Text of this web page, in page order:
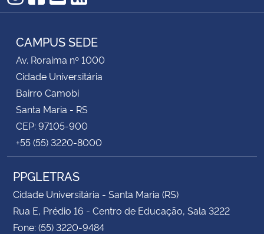
Instagram
Facebook
YouTube
RSS
CAMPUS SEDE
Av. Roraima nº 1000
Cidade Universitária
Bairro Camobi
Santa Maria - RS
CEP: 97105-900
+55 (55) 3220-8000
PPGLETRAS
Cidade Universitária - Santa Maria (RS)
Rua E, Prédio 16 - Centro de Educação, Sala 3222
Fone: (55) 3220-9484